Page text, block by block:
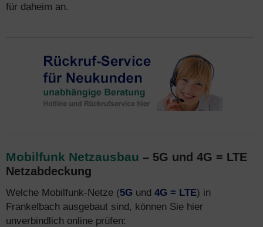
für daheim an.
Mobilfunk Netzausbau – 5G und 4G = LTE
Netzabdeckung
Welche Mobilfunk-Netze (5G und 4G = LTE) in
Frankelbach ausgebaut sind, können Sie hier
unverbindlich online prüfen: